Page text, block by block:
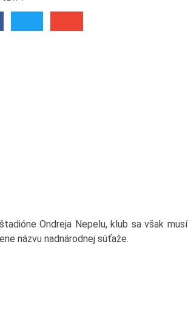
Ondreja Nepelu, klub sa však musí
názvu nadnárodnej súťaže.